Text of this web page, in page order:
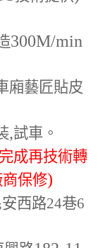
300M/min
廂藝匠貼皮
,試車。
成再技術轉
保修)
西路24巷6